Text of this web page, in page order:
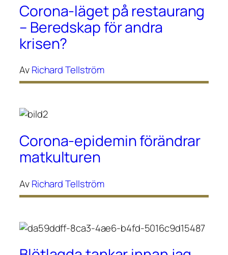
Corona-läget på restaurang
– Beredskap för andra
krisen?
AvRichard Tellström
Corona-epidemin förändrar
matkulturen
AvRichard Tellström